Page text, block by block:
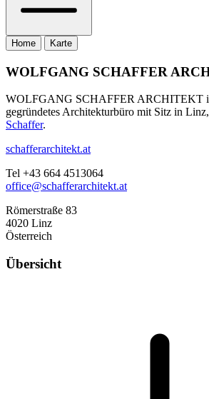
Home Karte
WOLFGANG SCHAFFER
WOLFGANG SCHAFFER ARCHITEKT
gegründetes Architekturbüro mit Sitz in
Schaffer.
schafferarchitekt.at
Tel +43 664 4513064
office@schafferarchitekt.at
Römerstraße 83
4020 Linz
Österreich
Übersicht